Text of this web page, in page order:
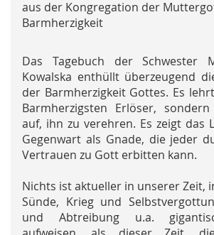
images
gallery
aus der Kongregation der
Barmherzigkeit
Das Tagebuch der Schwester
Kowalska enthüllt überzeugend
der Barmherzigkeit Gottes. Es
Barmherzigsten Erlöser,
auf, ihn zu verehren. Es zeigt das
Gegenwart als Gnade, die jeder
Vertrauen zu Gott erbitten kann.
Nichts ist aktueller in unserer Zeit,
Sünde, Krieg und
und Abtreibung u.a.